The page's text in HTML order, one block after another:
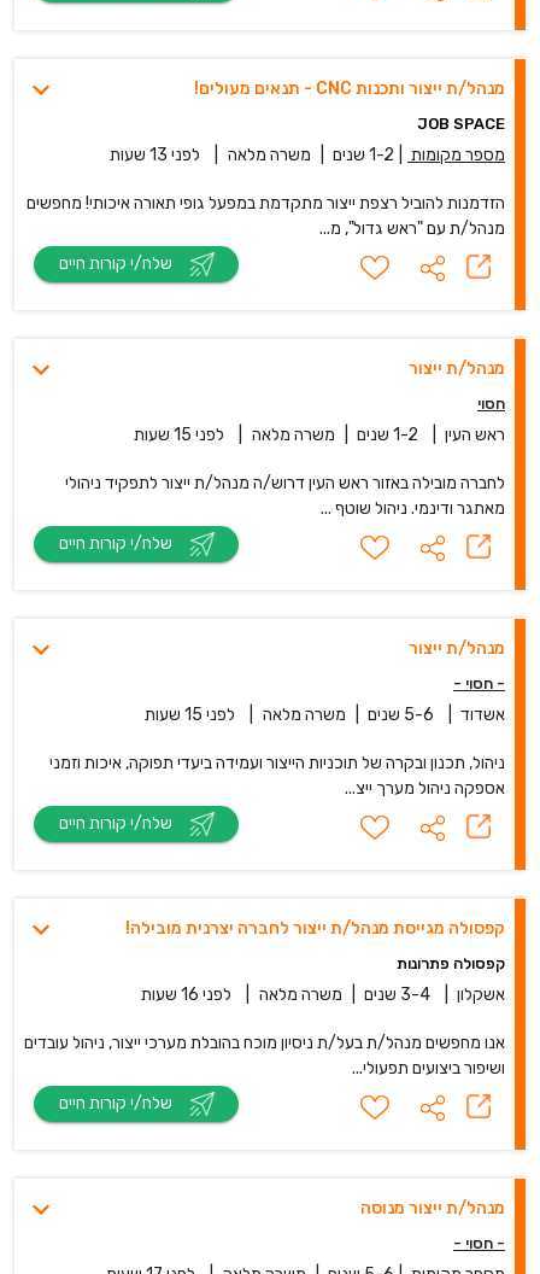
מנהל/ת ייצור ותכנות CNC - תנאים מעולים!
JOB SPACE
מספר מקומות 1-2 שנים משרה מלאה לפני 13 שעות
הזדמנות להוביל רצפת ייצור מתקדמת במפעל גופי תאורה איכותי! מחפשים
מנהל/ת עם "ראש גדול", מ...
מנהל/ת ייצור
חסוי
ראש העין 1-2 שנים משרה מלאה לפני 15 שעות
לחברה מובילה באזור ראש העין דרוש/ה מנהל/ת ייצור לתפקיד ניהולי
מאתגר ודינמי. ניהול שוטף ...
מנהל/ת ייצור
- חסוי -
אשדוד 5-6 שנים משרה מלאה לפני 15 שעות
ניהול, תכנון ובקרה של תוכניות הייצור ועמידה ביעדי תפוקה, איכות וזמני
אספקה ניהול מערך ייצ...
קפסולה מגייסת מנהל/ת ייצור לחברה יצרנית מובילה!
קפסולה פתרונות
אשקלון 3-4 שנים משרה מלאה לפני 16 שעות
אנו מחפשים מנהל/ת בעל/ת ניסיון מוכח בהובלת מערכי ייצור, ניהול עובדים
ושיפור ביצועים תפעולי...
מנהל/ת ייצור מנוסה
- חסוי -